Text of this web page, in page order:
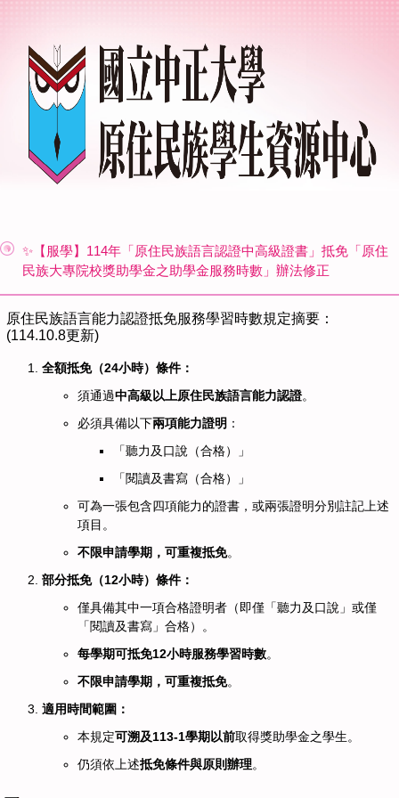
✨【服學】114年「原住民族語言認證中高級證書」抵免「原住
民族大專院校獎助學金之助學金服務時數」辦法修正
原住民族語言能力認證抵免服務學習時數規定摘要：
(114.10.8更新)
全額抵免（24小時）條件：
須通過中高級以上原住民族語言能力認證。
必須具備以下兩項能力證明 ：
「聽力及口說（合格）」
「閱讀及書寫（合格）」
可為一張包含四項能力的證書，或兩張證明分別註記上述
項目。
不限申請學期，可重複抵免。
部分抵免（12小時）條件：
僅具備其中一項合格證明者（即僅「聽力及口說」或僅
「閱讀及書寫」合格）。
每學期可抵免12小時服務學習時數。
不限申請學期，可重複抵免。
適用時間範圍：
本規定可溯及113-1學期以前取得獎助學金之學生。
仍須依上述抵免條件與原則辦理。